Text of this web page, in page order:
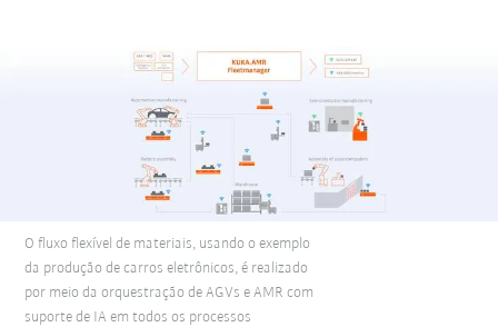
O fluxo flexível de materiais, usando o exemplo
da produção de carros eletrônicos, é realizado
por meio da orquestração de AGVs e AMR com
suporte de IA em todos os processos